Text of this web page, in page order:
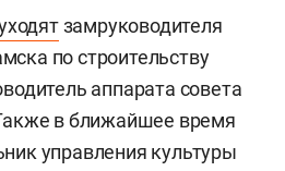
замруководителя
по строительству
аппарата совета
в ближайшее время
управления культуры